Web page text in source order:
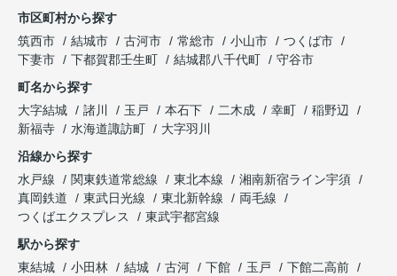
市区町村から探す
筑西市
結城市 古河市 常総市 小山市
つくば市
下妻市
下都賀郡壬生町 結城郡八千代町
守谷市
町名から探す
大字結城
諸川 玉戸 本石下 二木成 幸町
稲野辺
新福寺
水海道諏訪町
大字羽川
沿線から探す
水戸線
関東鉄道常総線 東北本線
湘南新宿ライン宇須
真岡鉄道
東武日光線 東北新幹線
両毛線
つくばエクスプレス
東武宇都宮線
駅から探す
東結城
小田林 結城 古河 下館 玉戸
下館二高前